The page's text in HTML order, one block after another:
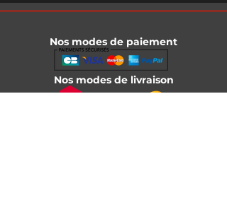
Nos modes de paiement
Nos modes de livraison